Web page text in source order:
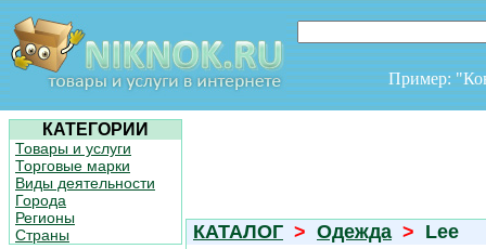
Пример:
КАТЕГОРИИ
Товары и услуги
Торговые марки
Виды деятельности
Города
Регионы
Страны
КАТАЛОГ > Одежда > Lee